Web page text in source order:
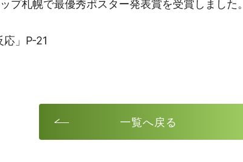
プ札幌で最優秀ポスター発表賞を受賞しました。
応」P-21
一覧へ戻る